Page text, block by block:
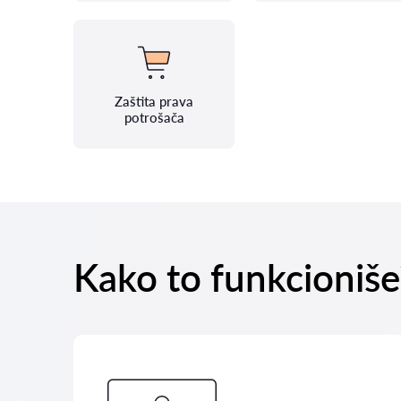
Zaštita prava
potrošača
Kako to